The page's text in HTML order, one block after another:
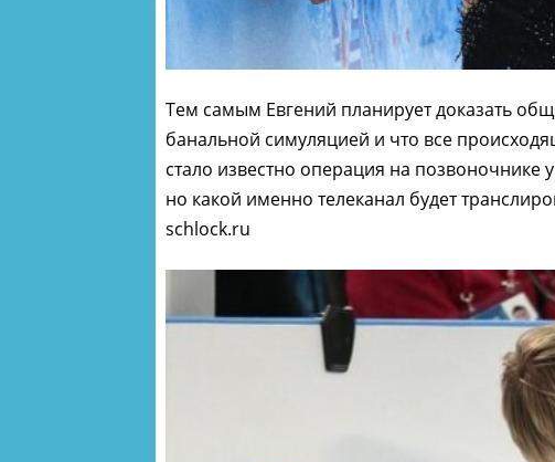
Тем самым Евгений планирует доказать
банальной симуляцией и что все
стало известно операция на
но какой именно телеканал будет
schlock.ru